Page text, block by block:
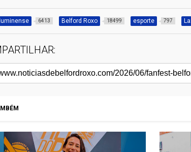
6413 Belford Roxo 18499 esporte 797